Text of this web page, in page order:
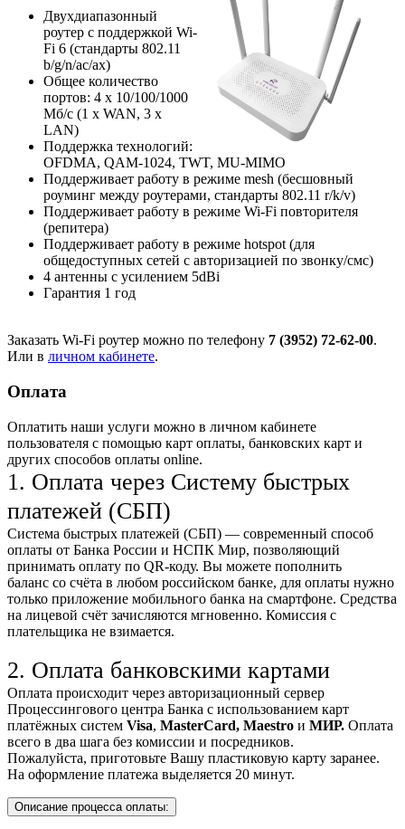
Двухдиапазонный
роутер с поддержкой Wi-
Fi 6 (стандарты 802.11
b/g/n/ac/ax)
Общее количество
портов: 4 х 10/100/1000
Мб/с (1 x WAN, 3 x
LAN)
Поддержка технологий:
OFDMA, QAM-1024, TWT, MU-MIMO
Поддерживает работу в режиме mesh (бесшовный
роуминг между роутерами, стандарты 802.11 r/k/v)
Поддерживает работу в режиме Wi-Fi повторителя
(репитера)
Поддерживает работу в режиме hotspot (для
общедоступных сетей с авторизацией по звонку/смс)
4 антенны с усилением 5dBi
Гарантия 1 год
Заказать Wi-Fi роутер можно по телефону 7 (3952) 72-62-00.
Или в личном кабинете.
Оплата
Оплатить наши услуги можно в личном кабинете
пользователя с помощью карт оплаты, банковских карт и
других способов оплаты online.
1. Оплата через Систему быстрых
платежей (СБП)
Система быстрых платежей (СБП) — современный способ
оплаты от Банка России и НСПК Мир, позволяющий
принимать оплату по QR-коду. Вы можете пополнить
баланс со счёта в любом российском банке, для оплаты нужно
только приложение мобильного банка на смартфоне. Средства
на лицевой счёт зачисляются мгновенно. Комиссия с
плательщика не взимается.
2. Оплата банковскими картами
Оплата происходит через авторизационный сервер
Процессингового центра Банка с использованием карт
платёжных систем Visa, MasterCard, Maestro и МИР. Оплата
всего в два шага без комиссии и посредников.
Пожалуйста, приготовьте Вашу пластиковую карту заранее.
На оформление платежа выделяется 20 минут.
Описание процесса оплаты: